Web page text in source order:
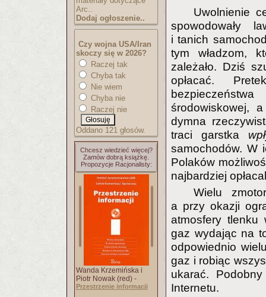
Arc..
Dodaj ogłoszenie..
Czy wojna USA/Iran
skoczy się w 2026?
Raczej tak
Chyba tak
Nie wiem
Chyba nie
Raczej nie
Oddano 121 głosów.
Chcesz wiedzieć więcej?
Zamów dobrą książkę.
Propozycje Racjonalisty:
Wanda Krzemińska i
Piotr Nowak (red) -
Przestrzenie informacji
Uwolnienie
spowodowały
i tanich
tym władzom,
zależało. Dziś
opłacać.
środowiskowej,
dymna
traci garstka
samochodów. W
Polaków
najbardziej
Wielu
a przy okazji
atmosfery tlenku
gaz wydając na
odpowiednio
gaz i robiąc
ukarać.
Internetu.